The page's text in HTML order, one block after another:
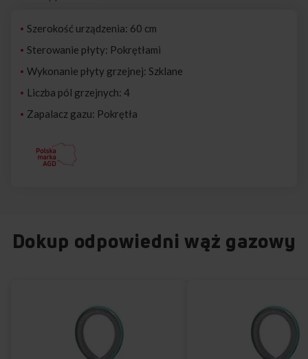
Szerokość urządzenia: 60 cm
Sterowanie płyty: Pokrętłami
Wykonanie płyty grzejnej: Szklane
Liczba pól grzejnych: 4
Zapalacz gazu: Pokrętła
Dokup odpowiedni wąż gazowy